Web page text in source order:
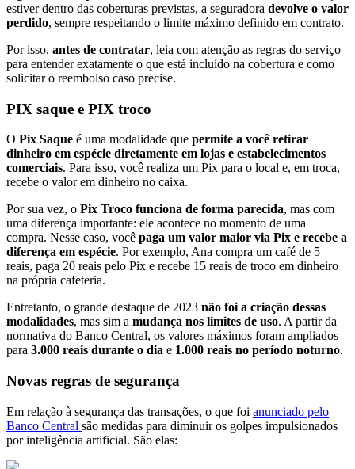
estiver dentro das coberturas previstas, a seguradora devolve o valor
perdido, sempre respeitando o limite máximo definido em contrato.
Por isso, antes de contratar, leia com atenção as regras do serviço
para entender exatamente o que está incluído na cobertura e como
solicitar o reembolso caso precise.
PIX saque e PIX troco
O Pix Saque é uma modalidade que permite a você retirar
dinheiro em espécie diretamente em lojas e estabelecimentos
comerciais. Para isso, você realiza um Pix para o local e, em troca,
recebe o valor em dinheiro no caixa.
Por sua vez, o Pix Troco funciona de forma parecida, mas com
uma diferença importante: ele acontece no momento de uma
compra. Nesse caso, você paga um valor maior via Pix e recebe a
diferença em espécie. Por exemplo, Ana compra um café de 5
reais, paga 20 reais pelo Pix e recebe 15 reais de troco em dinheiro
na própria cafeteria.
Entretanto, o grande destaque de 2023 não foi a criação dessas
modalidades, mas sim a mudança nos limites de uso. A partir da
normativa do Banco Central, os valores máximos foram ampliados
para 3.000 reais durante o dia e 1.000 reais no período noturno.
Novas regras de segurança
Em relação à segurança das transações, o que foi anunciado pelo
Banco Central são medidas para diminuir os golpes impulsionados
por inteligência artificial. São elas: